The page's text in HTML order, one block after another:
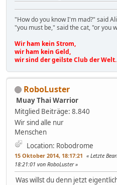
"How do you know I'm mad?" said
"you must be," said the cat, "or you
Wir ham kein Strom,
wir ham kein Geld,
wir sind der geilste Club der Welt.
RoboLuster
Muay Thai Warrior
Mitglied Beiträge: 8.840
Wir sind alle nur
Menschen
Location: Robodrome
15 Oktober 2014, 18:17:21 Letzte
18:21:01 von RoboLuster
Was willst du denn jetzt